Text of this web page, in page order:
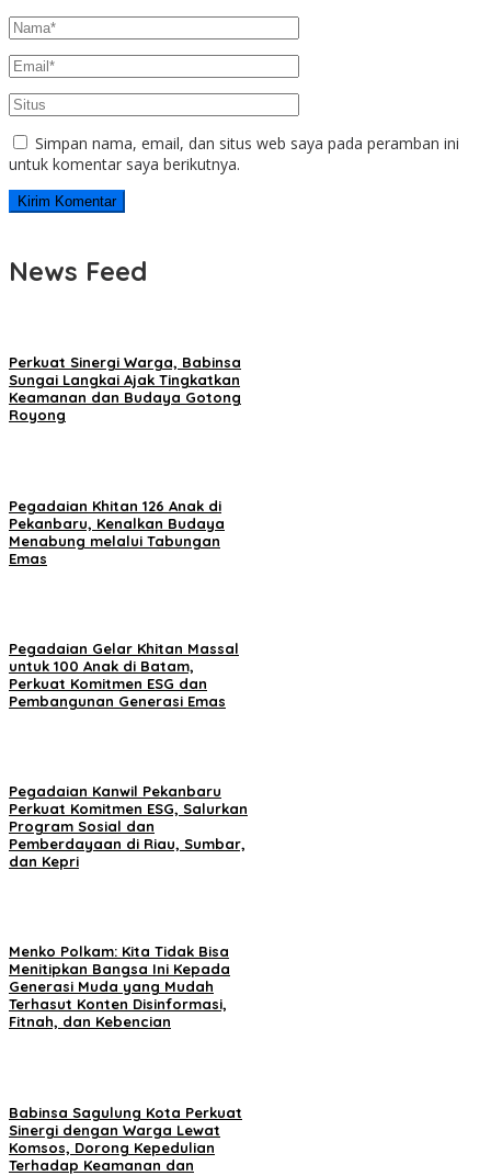
Simpan nama, email, dan situs web saya pada peramban ini
untuk komentar saya berikutnya.
News Feed
Perkuat Sinergi Warga, Babinsa
Sungai Langkai Ajak Tingkatkan
Keamanan dan Budaya Gotong
Royong
Pegadaian Khitan 126 Anak di
Pekanbaru, Kenalkan Budaya
Menabung melalui Tabungan
Emas
Pegadaian Gelar Khitan Massal
untuk 100 Anak di Batam,
Perkuat Komitmen ESG dan
Pembangunan Generasi Emas
Pegadaian Kanwil Pekanbaru
Perkuat Komitmen ESG, Salurkan
Program Sosial dan
Pemberdayaan di Riau, Sumbar,
dan Kepri
Menko Polkam: Kita Tidak Bisa
Menitipkan Bangsa Ini Kepada
Generasi Muda yang Mudah
Terhasut Konten Disinformasi,
Fitnah, dan Kebencian
Babinsa Sagulung Kota Perkuat
Sinergi dengan Warga Lewat
Komsos, Dorong Kepedulian
Terhadap Keamanan dan